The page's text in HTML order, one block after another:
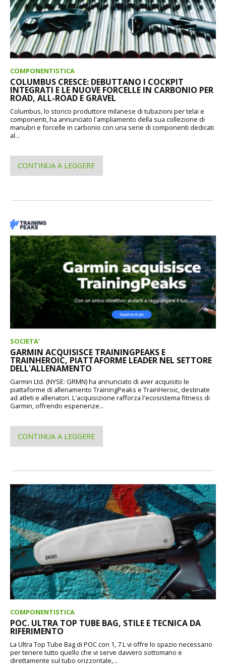
COMPONENTISTICA
COLUMBUS CRESCE: DEBUTTANO I COCKPIT
INTEGRATI E LE NUOVE FORCELLE IN CARBONIO PER
ROAD, ALL-ROAD E GRAVEL
Columbus, lo storico produttore milanese di tubazioni per telai e
componenti, ha annunciato l'ampliamento della sua collezione di
manubri e forcelle in carbonio con una serie di componenti dedicati
al...
CONTINUA A LEGGERE
SOCIETA'
GARMIN ACQUISISCE TRAININGPEAKS E
TRAINHEROIC, PIATTAFORME LEADER NEL SETTORE
DELL'ALLENAMENTO
Garmin Ltd. (NYSE: GRMN) ha annunciato di aver acquisito le
piattaforme di allenamento TrainingPeaks e TrainHeroic, destinate
ad atleti e allenatori. L'acquisizione rafforza l'ecosistema fitness di
Garmin, offrendo esperienze...
CONTINUA A LEGGERE
COMPONENTISTICA
POC. ULTRA TOP TUBE BAG, STILE E TECNICA DA
RIFERIMENTO
La Ultra Top Tube Bag di POC con 1, 7 L vi offre lo spazio necessario
per tenere tutto quello che vi serve davvero sottomano e
direttamente sul tubo orizzontale,...